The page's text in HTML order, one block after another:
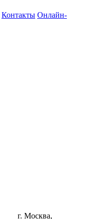
Контакты Онлайн-
г. Москва,